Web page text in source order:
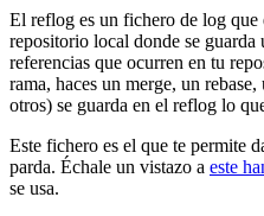
El reflog es un fichero de log que
repositorio local donde se
referencias que ocurren en tu
rama, haces un merge, un
otros) se guarda en el reflog lo
Este fichero es el que te permite
parda. Échale un vistazo a este
se usa.